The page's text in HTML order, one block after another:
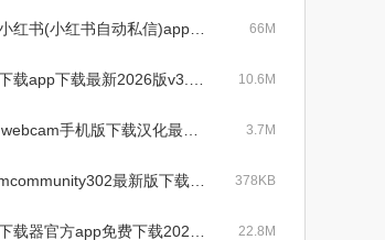
66M
10.6M
3.7M
378KB
22.8M